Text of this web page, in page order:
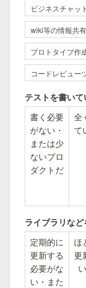
ビジネスチャット
wiki等の情報共
プロトタイプ作
コードレビュー
テストを書い
書く必要
がない・
または少
ないプロ
ダクトだ
全
て
ライブラリな
定期的に
更新する
必要がな
い・また
ほ
更